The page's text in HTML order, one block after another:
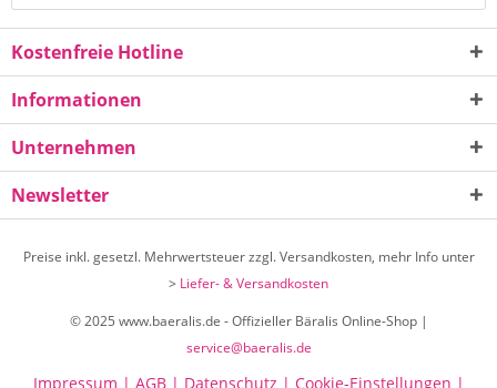
Kostenfreie Hotline
Informationen
Unternehmen
Newsletter
Preise inkl. gesetzl. Mehrwertsteuer zzgl. Versandkosten, mehr Info unter
> Liefer- & Versandkosten
© 2025 www.baeralis.de - Offizieller Bäralis Online-Shop |
service@baeralis.de
Impressum | AGB | Datenschutz | Cookie-Einstellungen |